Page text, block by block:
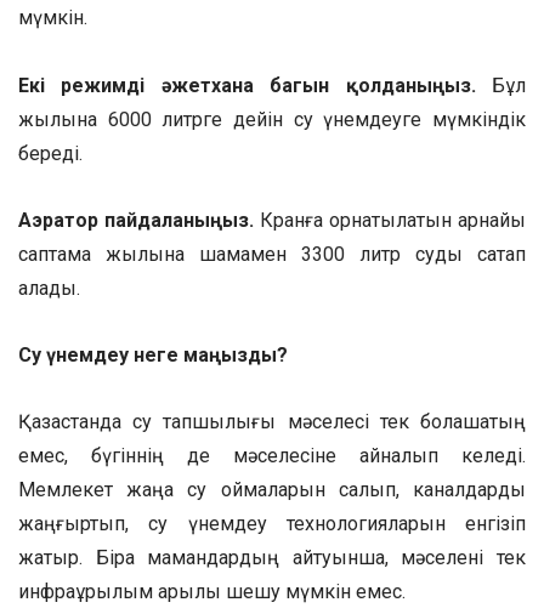
мүмкін.
Екі режимді әжетхана багын қолданыңыз. Бұл
жылына 6000 литрге дейін су үнемдеуге мүмкіндік
береді.
Аэратор пайдаланыңыз. Кранға орнатылатын арнайы
саптама жылына шамамен 3300 литр суды сақтап
қалады.
Су үнемдеу неге маңызды?
Қазақстанда су тапшылығы мәселесі тек болашақтың
емес, бүгіннің де мәселесіне айналып келеді.
Мемлекет жаңа су қоймаларын салып, каналдарды
жаңғыртып, су үнемдеу технологияларын енгізіп
жатыр. Бірақ мамандардың айтуынша, мәселені тек
инфрақұрылым арқылы шешу мүмкін емес.